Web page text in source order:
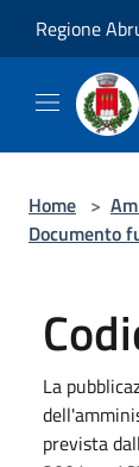
Regione
Home >
Documento
La
prevista